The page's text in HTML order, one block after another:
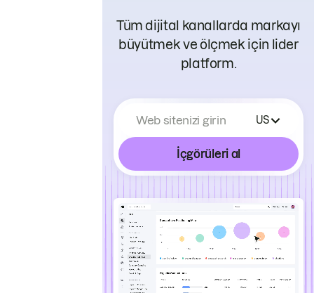
Tüm dijital kanallarda markayı
büyütmek ve ölçmek için lider
platform.
Web sitenizi girin US
İçgörüleri al